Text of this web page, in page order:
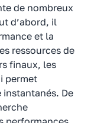
de nombreux
d’abord, il
et la
ressources de
finaux, les
permet
instantanés. De